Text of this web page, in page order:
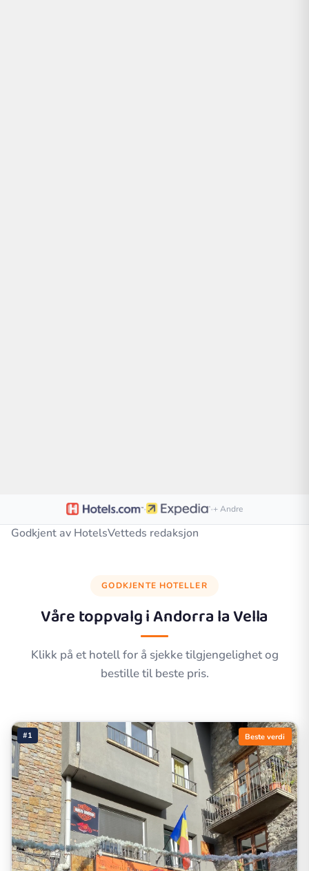
· ·+ Andre
Godkjent av HotelsVetteds redaksjon
GODKJENTE HOTELLER
Våre toppvalg iAndorra la Vella
Klikk på et hotell for å sjekke tilgjengelighet og
bestille til beste pris.
#1 Beste verdi